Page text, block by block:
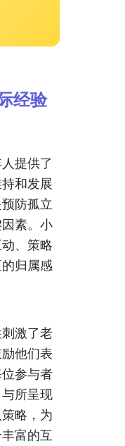
经验
提供了
和发展
防孤立
素。小
、策略
归属感
激了老
他们表
参与者
所呈现
略，为
富的互